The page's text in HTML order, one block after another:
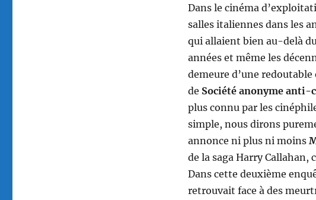
Dans le cinéma
salles italiennes dans les
qui allaient bien au-delà
années et même les
demeure d’une
de Société anonyme anti-
plus connu par les
simple, nous dirons
annonce ni plus ni moins
de la saga Harry
Dans cette deuxième
retrouvait face à des